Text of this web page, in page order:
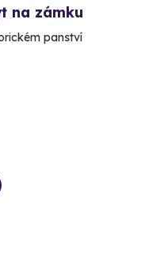
na zámku
panství